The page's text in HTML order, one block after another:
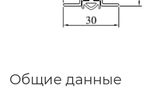
Общие данные